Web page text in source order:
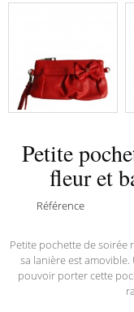
Petite
fleur et
Référence
Petite pochette de
sa lanière est
pouvoir porter cette